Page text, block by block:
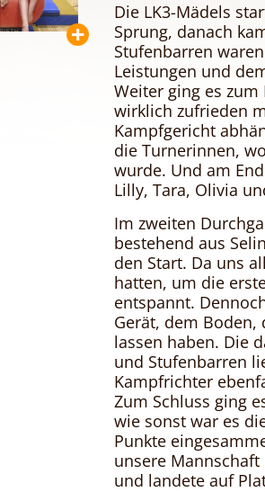
Die LK3-Mädels
Sprung, danach
Stufenbarren
Leistungen und
Weiter ging es
wirklich zufrieden
Kampfgericht
die Turnerinnen,
wurde. Und am
Lilly, Tara, Olivia
Im zweiten
bestehend aus
den Start. Da uns
hatten, um die
entspannt.
Gerät, dem
lassen haben. Die
und Stufenbarren
Kampfrichter
Zum Schluss ging
wie sonst war es
Punkte
unsere
und landete auf